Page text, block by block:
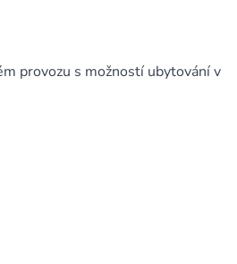
provozu s možností ubytování v